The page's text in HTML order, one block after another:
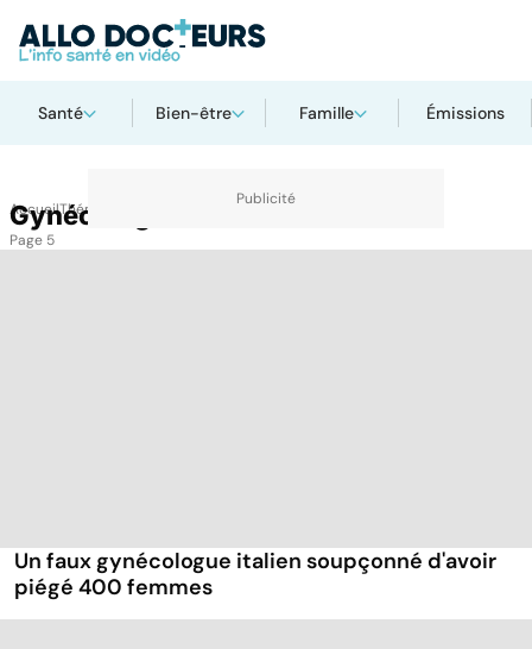
Santé Bien-être Famille Émissions
AccueilThématiques
Gynécologie
Page 5
Un faux gynécologue italien soupçonné d'avoir
piégé 400 femmes